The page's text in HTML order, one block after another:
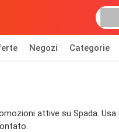
Negozi Categorie
attive su Spada.